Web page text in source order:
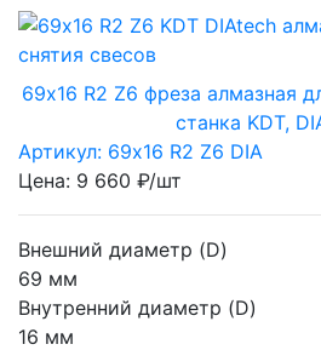
69х16 R2 Z6 фреза алмазная
станка KDT,
Артикул: 69х16 R2 Z6 DIA
Цена: 9 660 ₽/шт
Внешний диаметр (D)
69 мм
Внутренний диаметр (D)
16 мм